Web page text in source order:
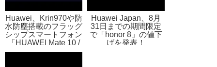
Huawei、Krin970や防
水防塵搭載のフラッグ
シップスマートフォン
「HUAWEI Mate 10 /
Mate 10 Pro」を発
Huawei Japan、8月
31日までの期間限定
で「honor 8」の値下
げを発表！